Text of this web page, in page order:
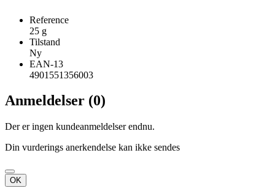
Reference
25 g
Tilstand
Ny
EAN-13
4901551356003
Anmeldelser (0)
Der er ingen kundeanmeldelser endnu.
Din vurderings anerkendelse kan ikke sendes
OK